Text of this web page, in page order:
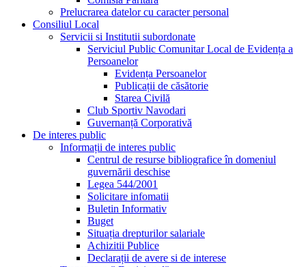
Prelucrarea datelor cu caracter personal
Consiliul Local
Servicii si Institutii subordonate
Serviciul Public Comunitar Local de Evidența a
Persoanelor
Evidența Persoanelor
Publicații de căsătorie
Starea Civilă
Club Sportiv Navodari
Guvernanță Corporativă
De interes public
Informații de interes public
Centrul de resurse bibliografice în domeniul
guvernării deschise
Legea 544/2001
Solicitare infomatii
Buletin Informativ
Buget
Situația drepturilor salariale
Achizitii Publice
Declarații de avere si de interese